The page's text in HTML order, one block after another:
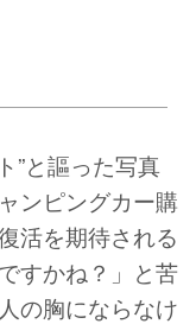
”と謳った写真
ンピングカー購
活を期待される
すかね？」と苦
の胸にならなけ